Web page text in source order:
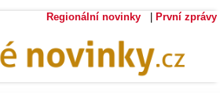
Regionální novinky První zprávy